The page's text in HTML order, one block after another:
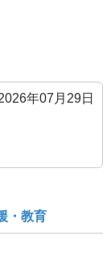
年07月29日
・教育